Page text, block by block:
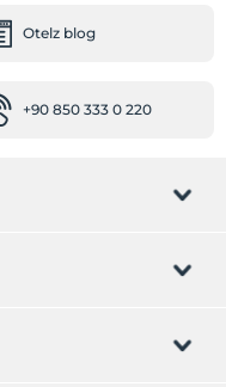
Otelz blog
+90 850 333 0 220